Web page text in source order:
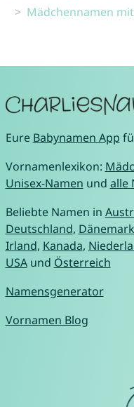
Mädchennamen mit
Eure Babynamen App
Vornamenlexikon:
Unisex-Namen und alle
Beliebte Namen in
Deutschland, Dänemark
Irland, Kanada,
USAund Österreich
Namensgenerator
Vornamen Blog